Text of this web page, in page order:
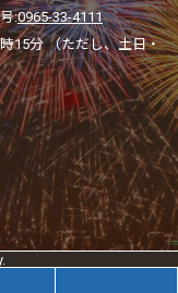
:0965-33-4111
15分 （ただし、土日・